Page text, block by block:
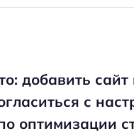
добавить сайт
с
оптимизации